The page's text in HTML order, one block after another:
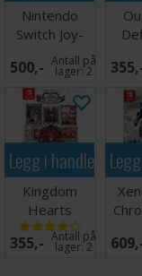
Nintendo
Switch Joy-
Con Rød
Høyre
500,- Antall på
lager:2
Legg i handlekurven
Kingdom
Hearts
Melody of
Memory
355,- Antall på
lager:2
Def